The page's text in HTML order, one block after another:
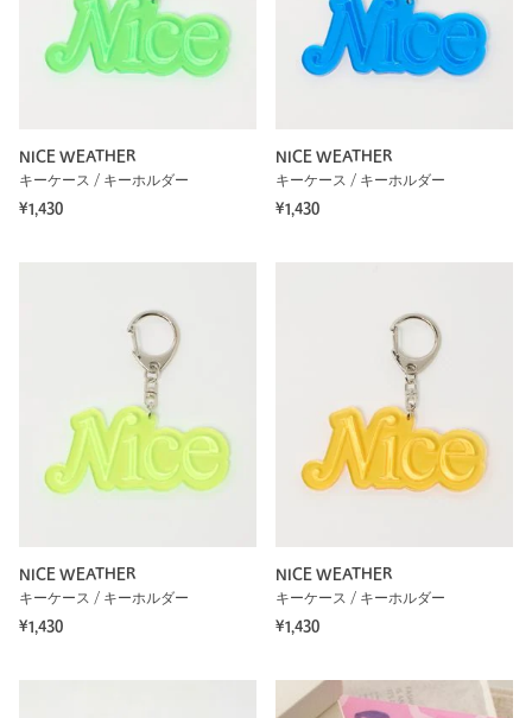
NICE WEATHER
キーケース / キーホルダー
¥1,430
NICE WEATHER
キーケース / キーホルダー
¥1,430
NICE WEATHER
キーケース / キーホルダー
¥1,430
NICE WEATHER
キーケース / キーホルダー
¥1,430